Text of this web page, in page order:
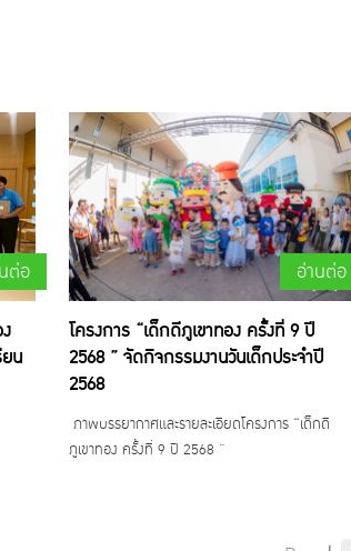
ต่อ
น
อ่านต่อ
โครงการ “เด็กดีภูเขาทอง ครั้งที่ 9 ปี
2568 ” จัดกิจกรรมงานวันเด็กประจำปี
2568
ภาพบรรยากาศและรายละเอียดโครงการ “เด็กดี
ภูเขาทอง ครั้งที่ 9 ปี 2568 ”